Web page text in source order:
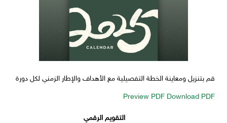
قم بتنزيل ومعاينة الخطة التفصيلية مع الأهداف والإطار الزمني لكل دورة
Preview PDF Download PDF
التقويم الرقمي